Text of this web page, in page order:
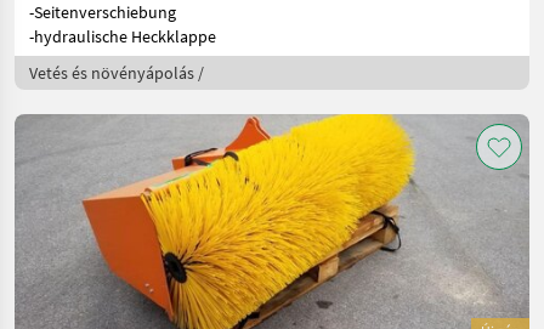
-Seitenverschiebung
-hydraulische Heckklappe
Vetés és növényápolás /